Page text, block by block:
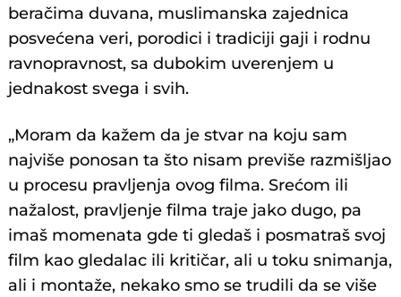
beračima duvana, muslimanska zajednica
posvećena veri, porodici i tradiciji gaji i rodnu
ravnopravnost, sa dubokim uverenjem u
jednakost svega i svih.
„Moram da kažem da je stvar na koju sam
najviše ponosan ta što nisam previše razmišljao
u procesu pravljenja ovog filma. Srećom ili
nažalost, pravljenje filma traje jako dugo, pa
imaš momenata gde ti gledaš i posmatraš svoj
film kao gledalac ili kritičar, ali u toku snimanja,
ali i montaže, nekako smo se trudili da se više